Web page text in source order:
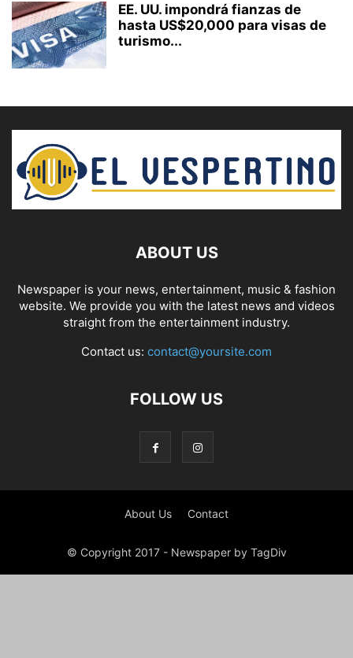
EE. UU. impondrá fianzas de
hasta US$20,000 para visas de
turismo...
ABOUT US
Newspaper is your news, entertainment, music & fashion
website. We provide you with the latest news and videos
straight from the entertainment industry.
Contact us: contact@yoursite.com
FOLLOW US
About Us Contact
© Copyright 2017 - Newspaper by TagDiv